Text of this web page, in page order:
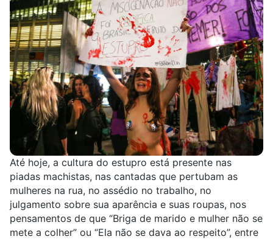
Até hoje, a cultura do estupro está presente nas
piadas machistas, nas cantadas que pertubam as
mulheres na rua, no assédio no trabalho, no
julgamento sobre sua aparência e suas roupas, nos
pensamentos de que “Briga de marido e mulher não se
mete a colher” ou “Ela não se dava ao respeito”, entre